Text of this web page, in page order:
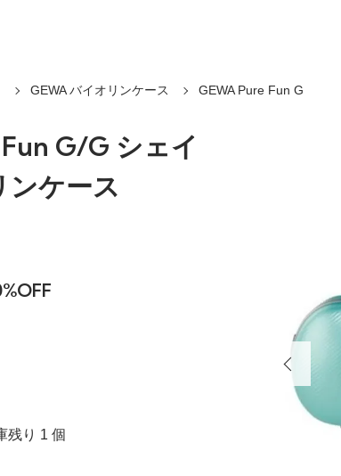
GEWA バイオリンケース GEWA Pure Fun G
G/G シェイ
ンケース
残り 1 個